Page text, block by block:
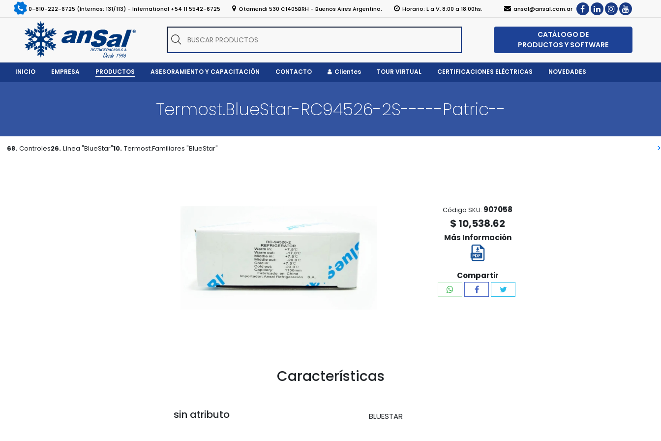
0-810-222-6725 (Internos: 131/113) - International +54 11 5542-6725 Otamendi 530 C1405BRH - Buenos Aires Argentina. Horario: L a V, 8:00 a 18:00hs. ansal@ansal.com.ar
CATÁLOGO DE
PRODUCTOS Y SOFTWARE
INICIO EMPRESA PRODUCTOS ASESORAMIENTO Y CAPACITACIÓN CONTACTO Clientes TOUR VIRTUAL CERTIFICACIONES ELÉCTRICAS NOVEDADES
Termost.BlueStar-RC94526-2S-----Patric--
68. Controles >
26. Línea "BlueStar" >
10. Termost.Familiares "BlueStar"
Código SKU: 907058
$ 10,538.62
Más Información
Compartir
Características
sin atributo BLUESTAR